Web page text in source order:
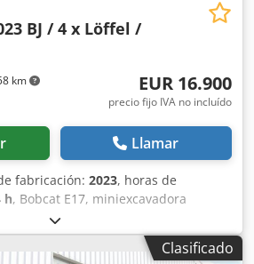
km
BJ / 4 x Löffel /
EUR 16.900
precio fijo IVA no incluído
Llamar
fabricación: 2023, horas de
h, Bobcat E17, miniexcavadora
solo 744 horas de uso y equipada
* Fabricante: Bobcat * Modelo: E17 *
* Horas de uso registradas:Clasificado